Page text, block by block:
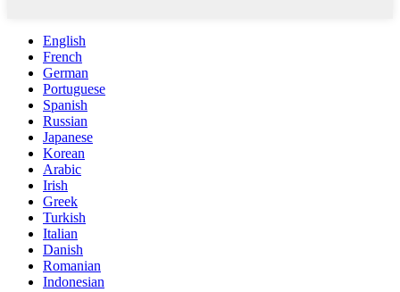
English
French
German
Portuguese
Spanish
Russian
Japanese
Korean
Arabic
Irish
Greek
Turkish
Italian
Danish
Romanian
Indonesian